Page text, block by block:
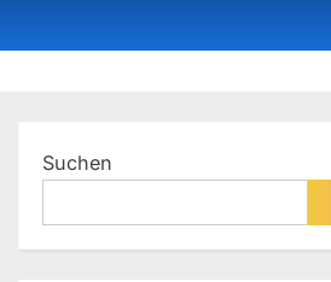
to
Suchen